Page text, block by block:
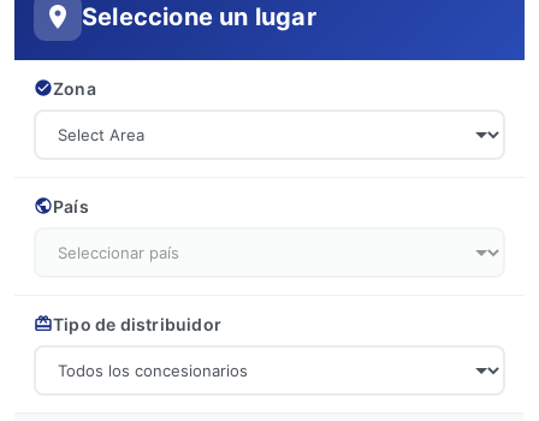
Seleccione un lugar
Zona
País
Tipo de distribuidor